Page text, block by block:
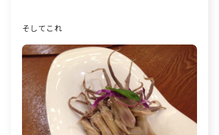
そしてこれ